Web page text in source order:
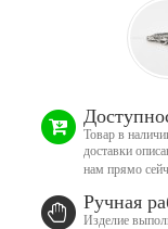
Товар в
доставки
нам прямо
Ручная
Изделие